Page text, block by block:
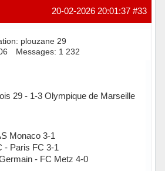
#33
20-02-2026 20:01:37
plouzane 29
Messages: 1 232
29 - 1-3 Olympique de Marseille
Monaco 3-1
Paris FC 3-1
- FC Metz 4-0